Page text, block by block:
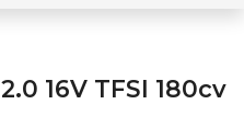
16V TFSI 180cv